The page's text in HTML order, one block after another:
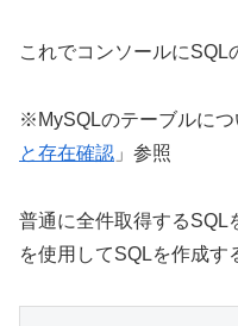
これでコンソールにSQL
※MySQLのテーブルにつ
と存在確認 」参照
普通に全件取得するSQL
を使用してSQLを作成す